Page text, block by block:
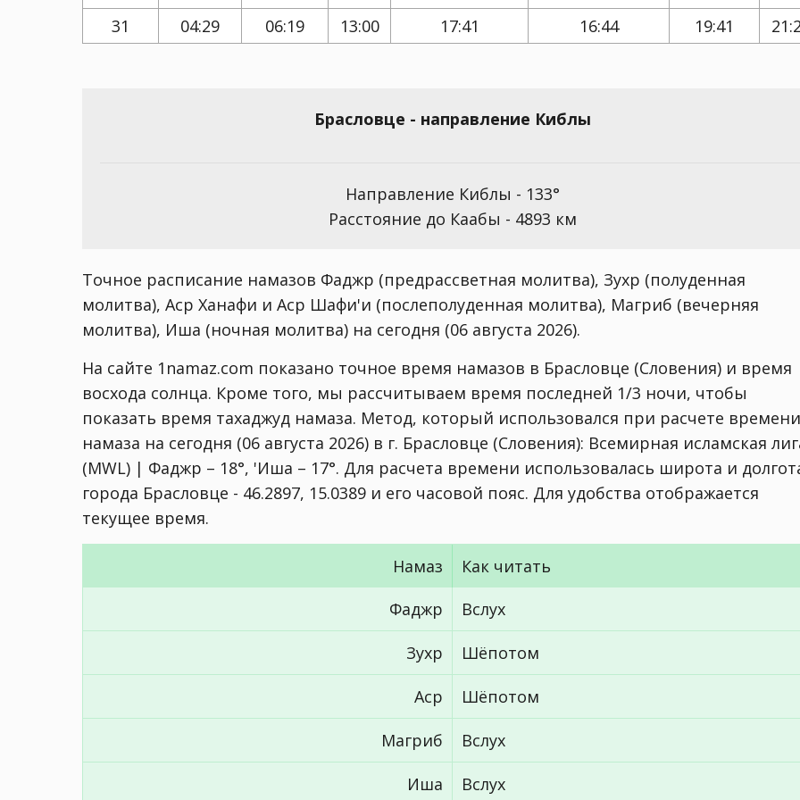
31
04:29 06:19 13:00 17:41 16:44 19:41
Брасловце - направление Киблы
Направление Киблы - 133°
Расстояние до Каабы - 4893 км
Точное расписание намазов Фаджр (предрассветная молитва), Зухр (полуденная
молитва), Аср Ханафи и Аср Шафи'и (послеполуденная молитва), Магриб (вечерняя
молитва), Иша (ночная молитва) на сегодня (06 августа 2026).
На сайте 1namaz.com показано точное время намазов в Брасловце (Словения) и время
восхода солнца. Кроме того, мы рассчитываем время последней 1/3 ночи, чтобы
показать время тахаджуд намаза. Метод, который использовался при расчете времени
намаза на сегодня (06 августа 2026) в г. Брасловце (Словения): Всемирная исламская
(MWL) | Фаджр – 18°, 'Иша – 17°. Для расчета времени использовалась широта и
города Брасловце - 46.2897, 15.0389 и его часовой пояс. Для удобства отображается
текущее время.
Намаз
Как читать
Фаджр
Вслух
Зухр Шёпотом
Аср Шёпотом
Магриб Вслух
Иша Вслух